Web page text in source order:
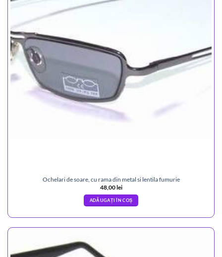
Ochelari de soare, cu rama din metal si lentila fumurie
48,00lei
ADĂUGAȚI ÎN COȘ